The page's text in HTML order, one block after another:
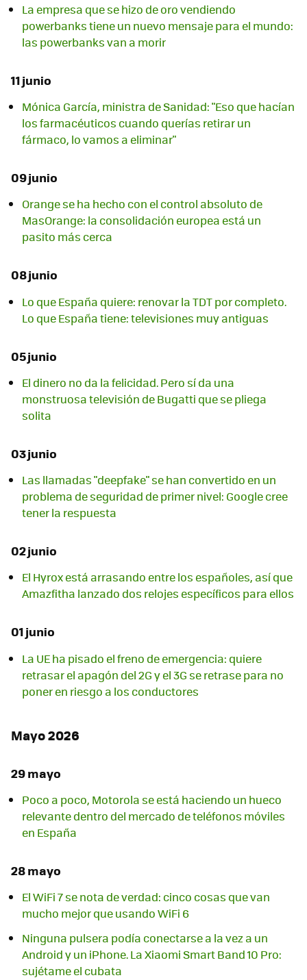
La empresa que se hizo de oro vendiendo
powerbanks tiene un nuevo mensaje para el mundo:
las powerbanks van a morir
11 junio
Mónica García, ministra de Sanidad: "Eso que hacían
los farmacéuticos cuando querías retirar un
fármaco, lo vamos a eliminar"
09 junio
Orange se ha hecho con el control absoluto de
MasOrange: la consolidación europea está un
pasito más cerca
08 junio
Lo que España quiere: renovar la TDT por completo.
Lo que España tiene: televisiones muy antiguas
05 junio
El dinero no da la felicidad. Pero sí da una
monstruosa televisión de Bugatti que se pliega
solita
03 junio
Las llamadas "deepfake" se han convertido en un
problema de seguridad de primer nivel: Google cree
tener la respuesta
02 junio
El Hyrox está arrasando entre los españoles, así que
Amazfitha lanzado dos relojes específicos para ellos
01 junio
La UE ha pisado el freno de emergencia: quiere
retrasar el apagón del 2G y el 3G se retrase para no
poner en riesgo a los conductores
Mayo 2026
29 mayo
Poco a poco, Motorola se está haciendo un hueco
relevante dentro del mercado de teléfonos móviles
en España
28 mayo
El WiFi 7 se nota de verdad: cinco cosas que van
mucho mejor que usando WiFi 6
Ninguna pulsera podía conectarse a la vez a un
Android y un iPhone. La Xiaomi Smart Band 10 Pro:
sujétame el cubata